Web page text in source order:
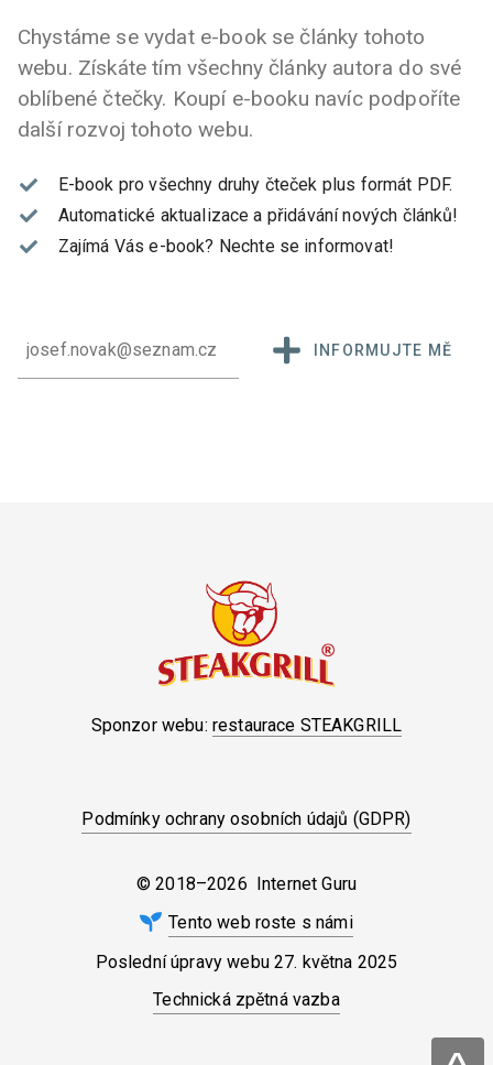
Chystáme se vydat e-book se články tohoto
webu. Získáte tím všechny články autora do své
oblíbené čtečky. Koupí e-booku navíc podpoříte
další rozvoj tohoto webu.
E-book pro všechny druhy čteček plus formát PDF.
Automatické aktualizace a přidávání nových článků!
Zajímá Vás e-book? Nechte se informovat!
INFORMUJTE MĚ
Sponzor webu: restaurace STEAKGRILL
Podmínky ochrany osobních údajů (GDPR)
© 2018–2026 Internet Guru
Tento web roste s námi
Poslední úpravy webu 27. května 2025
Technická zpětná vazba